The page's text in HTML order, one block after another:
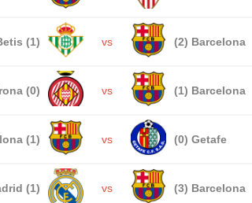
(1) vs (2) Barcelona
(0) vs (1) Barcelona
(1) vs (0) Getafe
(1) vs (3) Barcelona